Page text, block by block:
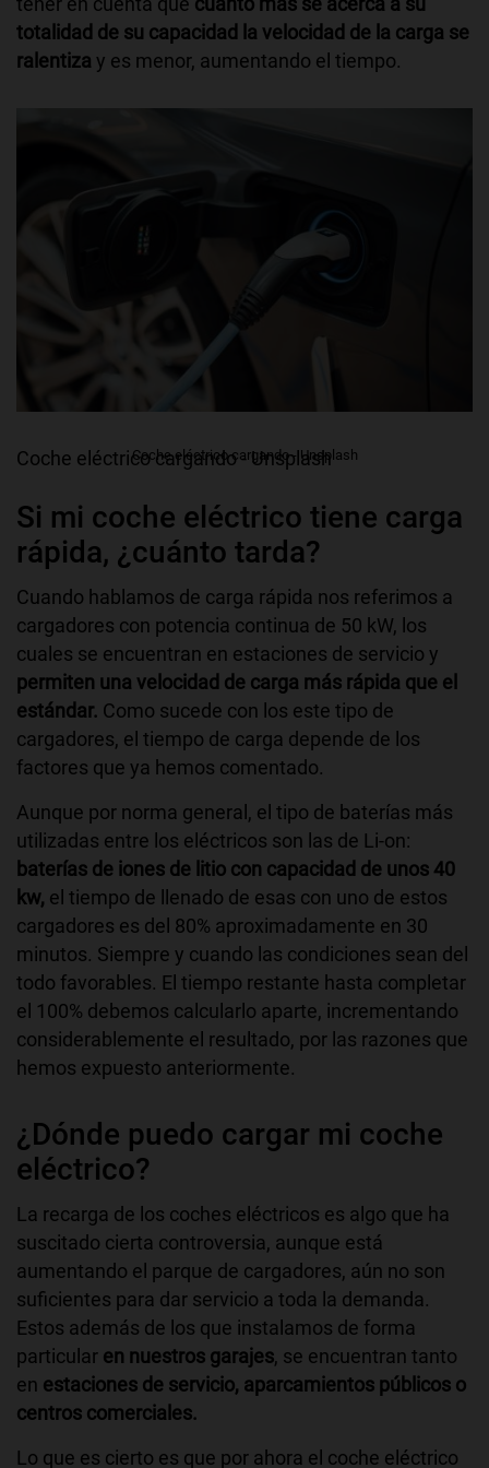
totalidad de su capacidad la velocidad de la carga se
ralentiza y es menor, aumentando el tiempo.
Coche eléctrico cargando - Unsplash
Coche eléctrico cargando - Unsplash
Si mi coche eléctrico tiene carga
rápida, ¿cuánto tarda?
Cuando hablamos de carga rápida nos referimos a
cargadores con potencia continua de 50 kW, los
cuales se encuentran en estaciones de servicio y
permiten una velocidad de carga más rápida que el
estándar. Como sucede con los este tipo de
cargadores, el tiempo de carga depende de los
factores que ya hemos comentado.
Aunque por norma general, el tipo de baterías más
utilizadas entre los eléctricos son las de Li-on:
baterías de iones de litio con capacidad de unos 40
kw, el tiempo de llenado de esas con uno de estos
cargadores es del 80% aproximadamente en 30
minutos. Siempre y cuando las condiciones sean del
todo favorables. El tiempo restante hasta completar
el 100% debemos calcularlo aparte, incrementando
considerablemente el resultado, por las razones que
hemos expuesto anteriormente.
¿Dónde puedo cargar mi coche
eléctrico?
La recarga de los coches eléctricos es algo que ha
suscitado cierta controversia, aunque está
aumentando el parque de cargadores, aún no son
suficientes para dar servicio a toda la demanda.
Estos además de los que instalamos de forma
particular en nuestros garajes, se encuentran tanto
en estaciones de servicio, aparcamientos públicos o
centros comerciales.
Lo que es cierto es que por ahora el coche eléctrico